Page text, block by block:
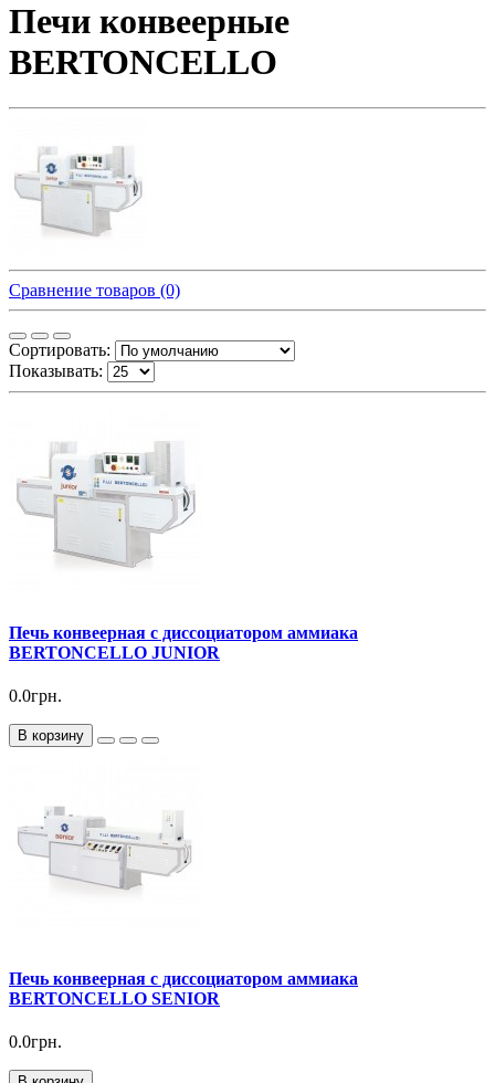
Печи конвеерные
BERTONCELLO
Сравнение товаров (0)
Сортировать:
Показывать:
Печь конвеерная с диссоциатором аммиака
BERTONCELLO JUNIOR
0.0грн.
В корзину
Печь конвеерная с диссоциатором аммиака
BERTONCELLO SENIOR
0.0грн.